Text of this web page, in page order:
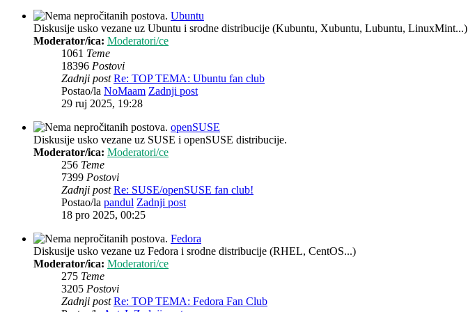
Ubuntu
Diskusije usko vezane uz Ubuntu i srodne distribucije (Kubuntu, Xubuntu, Lubuntu, LinuxMint...)
Moderator/ica: Moderatori/ce
1061 Teme
18396 Postovi
Zadnji post Re: TOP TEMA: Ubuntu fan club
Postao/la NoMaam Zadnji post
29 ruj 2025, 19:28
openSUSE
Diskusije usko vezane uz SUSE i openSUSE distribucije.
Moderator/ica: Moderatori/ce
256 Teme
7399 Postovi
Zadnji post Re: SUSE/openSUSE fan club!
Postao/la pandul Zadnji post
18 pro 2025, 00:25
Fedora
Diskusije usko vezane uz Fedora i srodne distribucije (RHEL, CentOS...)
Moderator/ica: Moderatori/ce
275 Teme
3205 Postovi
Zadnji post Re: TOP TEMA: Fedora Fan Club